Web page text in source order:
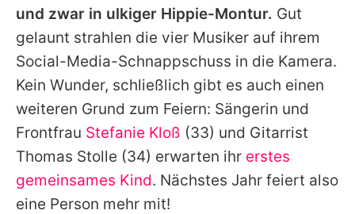
und zwar in ulkiger Hippie-Montur. Gut
gelaunt strahlen die vier Musiker auf ihrem
Social-Media-Schnappschuss in die Kamera.
Kein Wunder, schließlich gibt es auch einen
weiteren Grund zum Feiern: Sängerin und
Frontfrau Stefanie Kloß (33) und Gitarrist
Thomas Stolle (34) erwarten ihr erstes
gemeinsames Kind. Nächstes Jahr feiert also
eine Person mehr mit!